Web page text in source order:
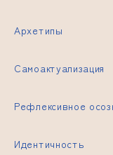
Архетипы
Самоактуализация
Рефлексивное
Идентичность